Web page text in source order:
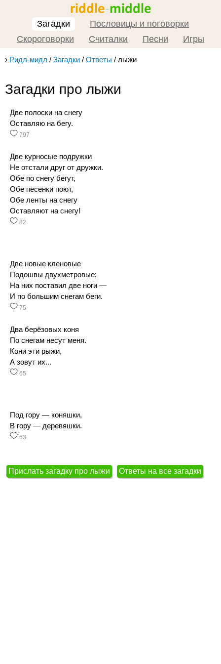
Загадки
Пословицы и поговорки
Скороговорки
Считалки Песни Игры
› Ридл-мидл / Загадки / Ответы / лыжи
Загадки про лыжи
Две полоски на снегу
Оставляю на бегу.
797
Две курносые подружки
Не отстали друг от дружки.
Обе по снегу бегут,
Обе песенки поют,
Обе ленты на снегу
Оставляют на снегу!
82
Две новые кленовые
Подошвы двухметровые:
На них поставил две ноги —
И по большим снегам беги.
75
Два берёзовых коня
По снегам несут меня.
Кони эти рыжи,
А зовут их...
65
Под гору — коняшки,
В гору — деревяшки.
63
Прислать загадку про лыжи Ответы на все загадки